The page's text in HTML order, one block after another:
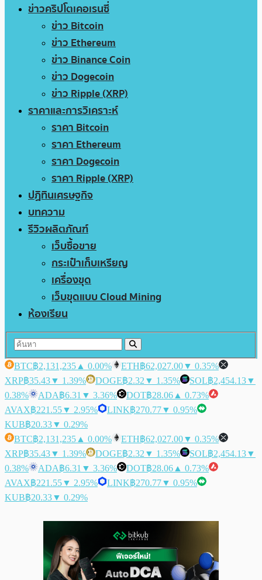
ข่าวคริปโตเคอเรนซี่
ข่าว Bitcoin
ข่าว Ethereum
ข่าว Binance Coin
ข่าว Dogecoin
ข่าว Ripple (XRP)
ราคาและการวิเคราะห์
ราคา Bitcoin
ราคา Ethereum
ราคา Dogecoin
ราคา Ripple (XRP)
ปฏิทินเศรษฐกิจ
บทความ
รีวิวผลิตภัณฑ์
เว็บซื้อขาย
กระเป๋าเก็บเหรียญ
เครื่องขุด
เว็บขุดแบบ Cloud Mining
ห้องเรียน
BTC฿2,131,235 ▲ 0.00% ETH฿62,027.00▼ 0.35%
XRP฿35.43▼ 1.39% DOGE฿2.32 ▼ 1.35% SOL฿2,454.13▼
0.38%
ADA฿6.31 ▼ 3.36% DOT฿28.06 ▲ 0.73%
AVAX฿221.55▼ 2.95% LINK฿270.77▼ 0.95%
KUB฿20.33▼ 0.29%
BTC฿2,131,235 ▲ 0.00% ETH฿62,027.00▼ 0.35%
XRP฿35.43▼ 1.39% DOGE฿2.32 ▼ 1.35% SOL฿2,454.13▼
0.38%
ADA฿6.31 ▼ 3.36% DOT฿28.06 ▲ 0.73%
AVAX฿221.55▼ 2.95% LINK฿270.77▼ 0.95%
KUB฿20.33▼ 0.29%